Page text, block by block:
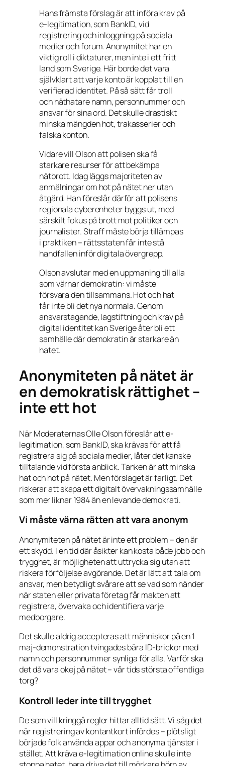
Hans främsta förslag är att införa krav på
e-legitimation, som BankID, vid
registrering och inloggning på sociala
medier och forum. Anonymitet har en
viktig roll i diktaturer, men inte i ett fritt
land som Sverige. Här borde det vara
självklart att varje konto är kopplat till en
verifierad identitet. På så sätt får troll
och näthatare namn, personnummer och
ansvar för sina ord. Det skulle drastiskt
minska mängden hot, trakasserier och
falska konton.
Vidare vill Olson att polisen ska få
starkare resurser för att bekämpa
nätbrott. Idag läggs majoriteten av
anmälningar om hot på nätet ner utan
åtgärd. Han föreslår därför att polisens
regionala cyberenheter byggs ut, med
särskilt fokus på brott mot politiker och
journalister. Straff måste börja tillämpas
i praktiken – rättsstaten får inte stå
handfallen inför digitala övergrepp.
Olson avslutar med en uppmaning till alla
som värnar demokratin: vi måste
försvara den tillsammans. Hot och hat
får inte bli det nya normala. Genom
ansvarstagande, lagstiftning och krav på
digital identitet kan Sverige åter bli ett
samhälle där demokratin är starkare än
hatet.
Anonymiteten på nätet är
en demokratisk rättighet –
inte ett hot
När Moderaternas Olle Olson föreslår att e-
legitimation, som BankID, ska krävas för att få
registrera sig på sociala medier, låter det kanske
tilltalande vid första anblick. Tanken är att minska
hat och hot på nätet. Men förslaget är farligt. Det
riskerar att skapa ett digitalt övervakningssamhälle
som mer liknar1984än en levande demokrati.
Vi måste värna rätten att vara anonym
Anonymiteten på nätet är inte ett problem – den är
ett skydd. I en tid där åsikter kan kosta både jobb och
trygghet, är möjligheten att uttrycka sig utan att
riskera förföljelse avgörande. Det är lätt att tala om
ansvar, men betydligt svårare att se vad som händer
när staten eller privata företag får makten att
registrera, övervaka och identifiera varje
medborgare.
Det skulle aldrig accepteras att människor på en 1
maj-demonstration tvingades bära ID-brickor med
namn och personnummer synliga för alla. Varför ska
det då vara okej på nätet – vår tids största offentliga
torg?
Kontroll leder inte till trygghet
De som vill kringgå regler hittar alltid sätt. Vi såg det
när registrering av kontantkort infördes – plötsligt
började folk använda appar och anonyma tjänster i
stället. Att kräva e-legitimation online skulle inte